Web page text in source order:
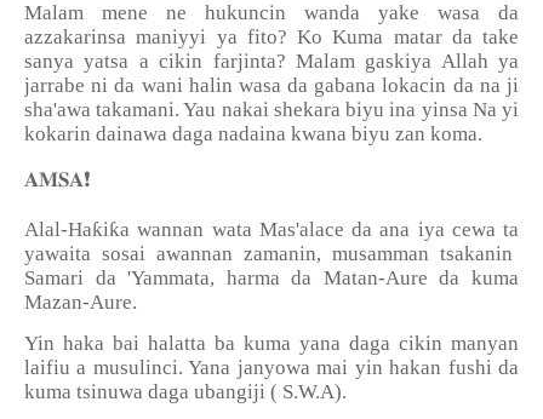
Malam mene ne hukuncin wanda yake wasa da
azzakarinsa maniyyi ya fito? Ko Kuma matar da take
sanya yatsa a cikin farjinta? Malam gaskiya Allah ya
jarrabe ni da wani halin wasa da gabana lokacin da na ji
sha'awa takamani. Yau nakai shekara biyu ina yinsa Na yi
kokarin dainawa daga nadaina kwana biyu zan koma.
𝐀𝐌𝐒𝐀❗
Alal-Haƙiƙa wannan wata Mas'alace da ana iya cewa ta
yawaita sosai awannan zamanin, musamman tsakanin
Samari da 'Yammata, harma da Matan-Aure da kuma
Mazan-Aure.
Yin haka bai halatta ba kuma yana daga cikin manyan
laifiu a musulinci. Yana janyowa mai yin hakan fushi da
kuma tsinuwa daga ubangiji ( S.W.A).